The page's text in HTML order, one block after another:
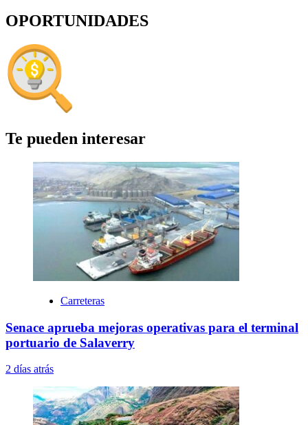
OPORTUNIDADES
Te pueden interesar
Carreteras
Senace aprueba mejoras operativas para el terminal
portuario de Salaverry
2 días atrás